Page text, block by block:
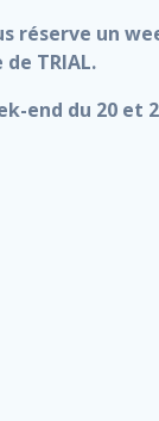
réserve un
TRIAL.
end du 20 et